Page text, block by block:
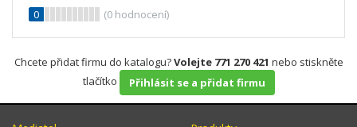
0
(0 hodnocení)
Chcete přidat firmu do katalogu?Volejte 771 270 421 nebo stiskněte
tlačítko
Přihlásit se a přidat firmu